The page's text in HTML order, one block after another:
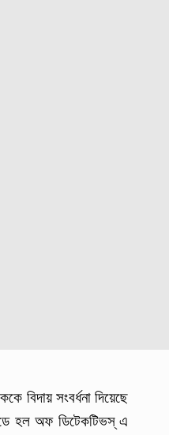
বিদায় সংবর্ধনা দিয়েছে
হল অফ ডিটেকটিভস্ এ